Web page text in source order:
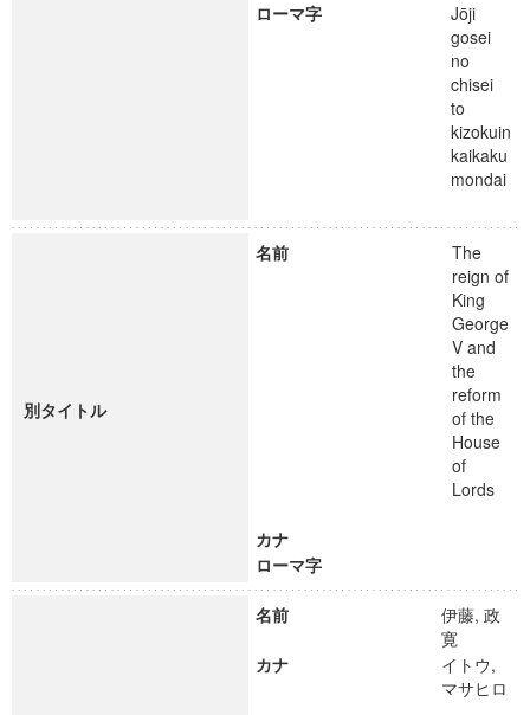
ローマ字
Jōji
gosei
no
chisei
to
kizokuin
kaikaku
mondai
別タイトル
名前
The
reign of
King
George
V and
the
reform
of the
House
of
Lords
カナ
ローマ字
名前
伊藤, 政
寛
カナ
イトウ,
マサヒロ